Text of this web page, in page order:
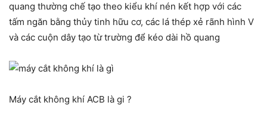
quang thường chế tạo theo kiểu khí nén kết hợp với các
tấm ngăn bằng thủy tinh hữu cơ, các lá thép xẻ rãnh hình V
và các cuộn dây tạo từ trường để kéo dài hồ quang
Máy cắt không khí ACB là gi ?